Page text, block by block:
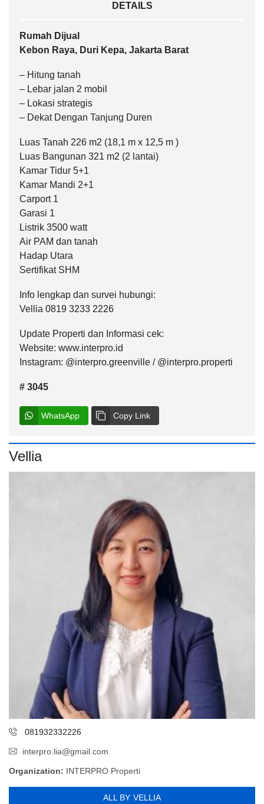
DETAILS
Rumah Dijual
Kebon Raya, Duri Kepa, Jakarta Barat
– Hitung tanah
– Lebar jalan 2 mobil
– Lokasi strategis
– Dekat Dengan Tanjung Duren
Luas Tanah 226 m2 (18,1 m x 12,5 m )
Luas Bangunan 321 m2 (2 lantai)
Kamar Tidur 5+1
Kamar Mandi 2+1
Carport 1
Garasi 1
Listrik 3500 watt
Air PAM dan tanah
Hadap Utara
Sertifikat SHM
Info lengkap dan survei hubungi:
Vellia 0819 3233 2226
Update Properti dan Informasi cek:
Website: www.interpro.id
Instagram: @interpro.greenville / @interpro.properti
# 3045
WhatsApp Copy Link
Vellia
081932332226
interpro.lia@gmail.com
Organization: INTERPRO Properti
ALL BY VELLIA